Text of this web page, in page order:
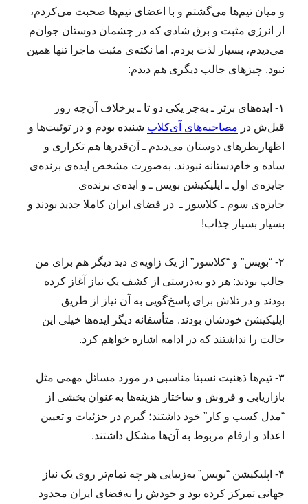
و میان تیم‌ها می‌گشتم و با اعضای تیم‌ها صحبت می‌کردم،
از انرژی مثبت و برق شادی که در چشمان دوستان جوان‌م
می‌دیدم، بسیار لذت بردم. اما نکته‌ی مثبت ماجرا تنها همین
نبود. چیزهای جالب دیگری هم دیدم:
۱- ایده‌های برتر ـ به‌جز یکی دو تا ـ برخلاف آن‌چه روز
قبل‌ش در مصاحبه‌های آی‌کلاب شنیده بودم و در توئیت‌ها و
اظهارنظرهای دوستان می‌دیدم ـ آن‌قدرها هم تکراری و
ساده و خام‌دستانه نبودند. به‌صورت مشخص ایده‌ی برنده‌ی
جایزه‌ی اول ـ اپلیکیشن بویس ـ و ایده‌ی برنده‌ی
جایزه‌ی سوم ـ کلاسور ـ در فضای ایران کاملا جدید بودند و
بسیار بسیار جذاب!
۲- “بویس” و “کلاسور” از یک زاویه‌ی دید دیگر هم برای من
جالب بودند: هر دو به‌درستی از کشف یک نیاز آغاز کرده
بودند و در تلاش برای پاسخ‌گویی به آن نیاز از طریق
اپلیکیشن خودشان بودند. متأسفانه دیگر ایده‌ها خیلی این
حالت را نداشتند که در ادامه اشاره خواهم کرد.
۳- تیم‌ها ذهنیت نسبتا مناسبی در مورد مسائل مهمی مثل
بازاریابی و فروش و ساختار هزینه‌ها به‌عنوان بخشی از
“مدل کسب و کار” خود داشتند؛ گیرم در جزئیات و تعیین
اعداد و ارقام مربوط به آن‌ها مشکل داشتند.
۴- اپلیکیشن “بویس” به‌زیبایی هر چه تمام‌تر روی یک نیاز
جهانی تمرکز کرده بود و خودش را به‌فضای ایران محدود